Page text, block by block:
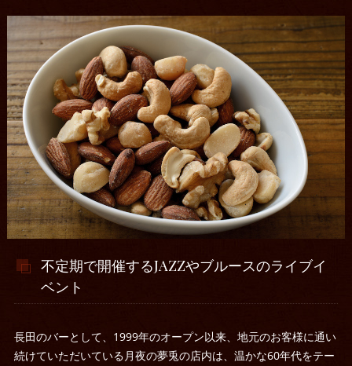
不定期で開催するJAZZやブルースのライブイ
ベント
長田のバーとして、1999年のオープン以来、地元のお客様に通い
続けていただいている月夜の夢兎の店内は、温かな60年代をテー